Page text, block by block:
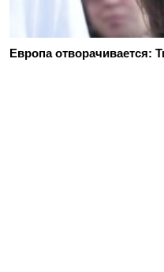
Европа отворачивается: